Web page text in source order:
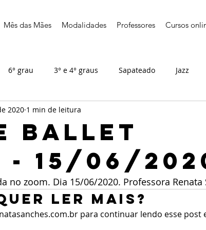
Mês das Mães Modalidades Professores Cursos
6° grau 3° e 4° graus Sapateado Jazz
ballet
15/06/
2020 1 min de leitura
no zoom. Dia 15/06/2020. Professora Renata
ler mais?
para continuar lendo esse post